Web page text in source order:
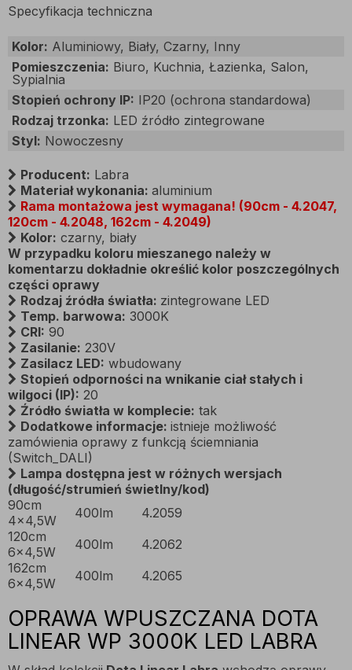
Specyfikacja techniczna
Kolor: Aluminiowy, Biały, Czarny, Inny
Pomieszczenia: Biuro, Kuchnia, Łazienka, Salon,
Sypialnia
Stopień ochrony IP: IP20 (ochrona standardowa)
Rodzaj trzonka: LED źródło zintegrowane
Styl: Nowoczesny
Producent: Labra
Materiał wykonania: aluminium
Rama montażowa jest wymagana! (90cm - 4.2047,
120cm - 4.2048, 162cm - 4.2049)
Kolor: czarny, biały
W przypadku koloru mieszanego należy w
komentarzu dokładnie określić kolor poszczególnych
części oprawy
Rodzaj źródła światła: zintegrowane LED
Temp. barwowa: 3000K
CRI: 90
Zasilanie: 230V
Zasilacz LED: wbudowany
Stopień odporności na wnikanie ciał stałych i
wilgoci (IP): 20
Źródło światła w komplecie: tak
Dodatkowe informacje: istnieje możliwość
zamówienia oprawy z funkcją ściemniania
(Switch_DALI)
Lampa dostępna jest w różnych wersjach
(długość/strumień świetlny/kod)
90cm
4x4,5W
400lm
4.2059
120cm
6x4,5W
400lm
4.2062
162cm
6x4,5W
400lm 4.2065
OPRAWA WPUSZCZANA DOTA
LINEAR WP 3000K LED LABRA